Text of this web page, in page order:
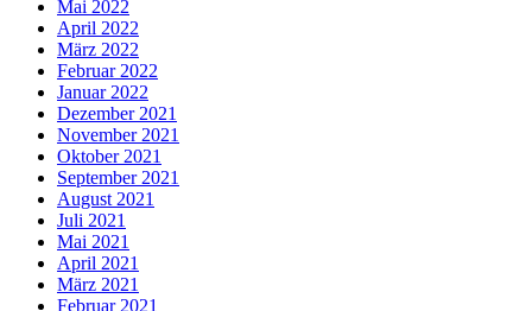
Mai 2022
April 2022
März 2022
Februar 2022
Januar 2022
Dezember 2021
November 2021
Oktober 2021
September 2021
August 2021
Juli 2021
Mai 2021
April 2021
März 2021
Februar 2021